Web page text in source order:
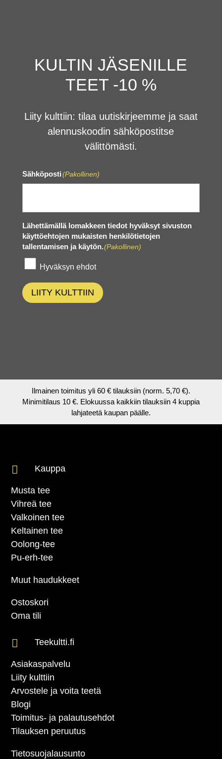
KULTIN JÄSENILLE
TEET -10 %
Liity kulttiin: tilaa uutiskirjeemme ja saat
alennuskoodin sähköpostitse
välittömästi.
Sähköposti(Pakollinen)
Lähettämällä lomakkeen tiedot hyväksyt sivuston
käyttöehtojen mukaisten henkilötietojen
tallentamisen ja käytön.(Pakollinen)
Hyväksyn ehdot
LIITY KULTTIIN
Ilmainen toimitus yli 60 € tilauksiin (norm. 5,70 €).
Minimitilaus 10 €. Elokuussa kaikkiin tilauksiin 4 kuppia
lahjateetä kaupan päälle.
 Kauppa
Musta tee
Vihreä tee
Valkoinen tee
Keltainen tee
Oolong-tee
Pu-erh-tee
Muut haudukkeet
Ostoskori
Oma tili
 Teekultti.fi
Asiakaspalvelu
Liity kulttiin
Arvostele ja voita teetä
Blogi
Toimitus- ja palautusehdot
Tilauksen peruutus
Tietosuojalausunto